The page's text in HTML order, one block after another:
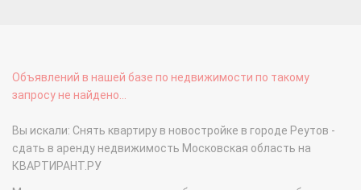
Объявлений в нашей базе по недвижимости по такому
запросу не найдено...
Вы искали: Снять квартиру в новостройке в городе Реутов -
сдать в аренду недвижимость Московская область на
КВАРТИРАНТ.РУ